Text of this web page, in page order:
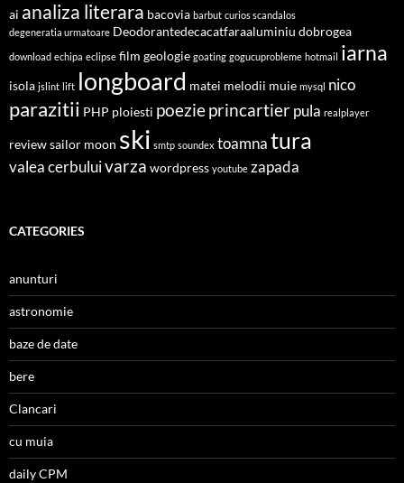
ai analiza literara bacovia barbut curios scandalos
degeneratia urmatoare Deodorantedecacatfaraaluminiu dobrogea
download echipa eclipse film geologie goating gogucuprobleme hotmail iarna
isola jslint lift longboard matei melodii muie mysql nico
parazitii PHP ploiesti poezieprincartierpula realplayer
reviewsailor moon ski smtp soundex toamnatura
valea cerbuluivarza wordpress youtube zapada
CATEGORIES
anunturi
astronomie
baze de date
bere
Clancari
cu muia
daily CPM